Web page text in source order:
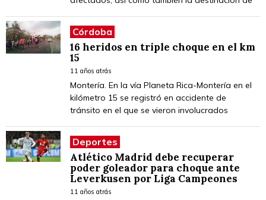
Córdoba
16 heridos en triple choque en el km
15
11 años atrás
Montería. En la vía Planeta Rica-Montería en el
kilómetro 15 se registró en accidente de
tránsito en el que se vieron involucrados
Deportes
Atlético Madrid debe recuperar
poder goleador para choque ante
Leverkusen por Liga Campeones
11 años atrás